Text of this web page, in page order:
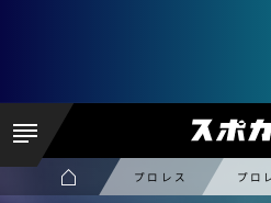
プロレス プロ